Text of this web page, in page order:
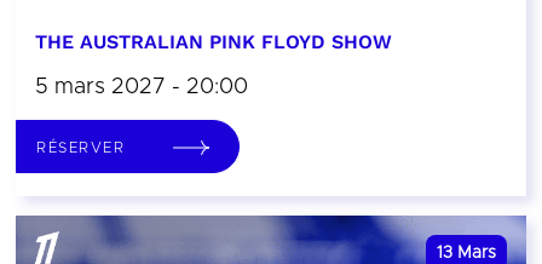
THE AUSTRALIAN PINK FLOYD SHOW
5 mars 2027 - 20:00
RÉSERVER
13 Mars